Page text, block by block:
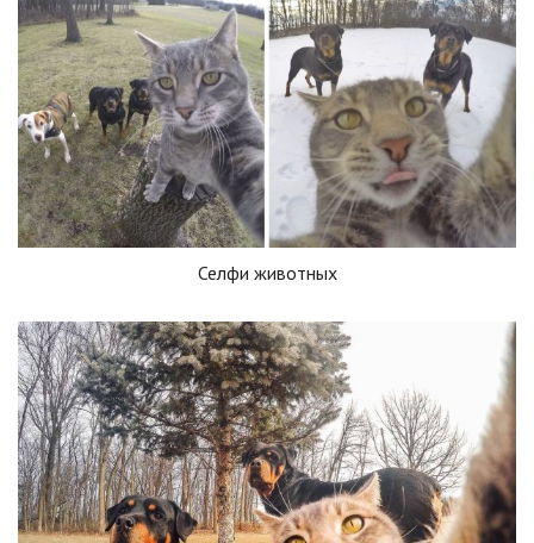
Селфи животных